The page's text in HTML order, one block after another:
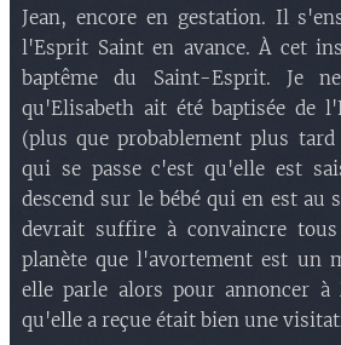
Jean, encore en gestation. Il
l'Esprit Saint en avance. À cet
baptême du Saint-Esprit. Je
qu'Elisabeth ait été baptisée de
(plus que probablement plus
qui se passe c'est qu'elle est
descend sur le bébé qui en est au
devrait suffire à convaincre
planète que l'avortement est un
elle parle alors pour annoncer
qu'elle a reçue était bien une